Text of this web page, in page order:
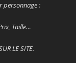
personnage :
Taille…
LE SITE.